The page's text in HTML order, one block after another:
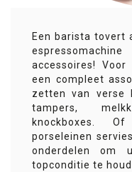
Een barista tovert
accessoires!
een compleet
zetten van verse
tampers,
knockboxes.
porseleinen
onderdelen om
topconditie te